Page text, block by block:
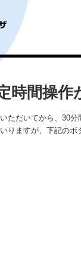
時間操作
ただいてから、30
りますが、下記のボ